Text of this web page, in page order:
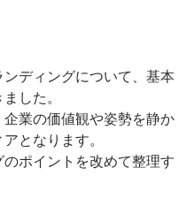
ディングについて、基本
した。
業の価値観や姿勢を静か
となります。
ポイントを改めて整理す